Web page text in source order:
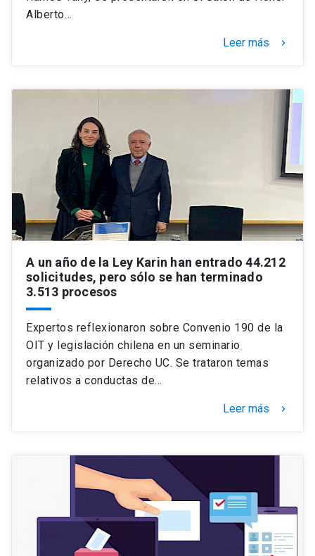
Alberto…
Leer más keyboard_arrow_right
A un año de la Ley Karin han entrado 44.212
solicitudes, pero sólo se han terminado
3.513 procesos
Expertos reflexionaron sobre Convenio 190 de la
OIT y legislación chilena en un seminario
organizado por Derecho UC. Se trataron temas
relativos a conductas de…
Leer más keyboard_arrow_right